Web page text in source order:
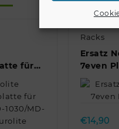
für
//
Racks
Ersatz
7even
€14,90